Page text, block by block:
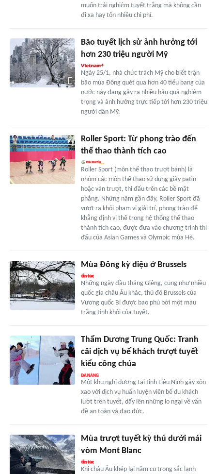
muốn trải nghiệm tuyết trắng mà không cần
đi xa hay tốn nhiều chi phí.
Bão tuyết lịch sử ảnh hưởng tới
hơn 230 triệu người Mỹ
Ngày 25/1, nhà chức trách Mỹ cho biết trận
bão mùa Đông quét qua hơn 40 tiểu bang của
nước này đang gây ra nhiều hậu quả nghiêm
trọng và ảnh hưởng trực tiếp tới hơn 230 triệu
người dân Mỹ.
Roller Sport: Từ phong trào đến
thể thao thành tích cao
Roller Sport (môn thể thao trượt bánh) là
nhóm các môn thể thao sử dụng giày patin
hoặc ván trượt, thi đấu trên các bề mặt
phẳng. Những năm gần đây, Roller Sport đã
vượt ra khỏi phạm vi giải trí, phong trào để
khẳng định vị thế trong hệ thống thể thao
thành tích cao, được đưa vào chương trình thi
đấu của Asian Games và Olympic mùa Hè.
Mùa Đông kỳ diệu ở Brussels
Những ngày đầu tháng Giêng, cũng như nhiều
quốc gia châu Âu khác, thủ đô Brussels của
Vương quốc Bỉ được bao phủ bởi một màu
trắng tinh khôi của tuyết.
Thẩm Dương Trung Quốc: Tranh
cãi dịch vụ bế khách trượt tuyết
kiểu công chúa
Một khu nghỉ dưỡng tại tỉnh Liêu Ninh gây xôn
xao với dịch vụ huấn luyện viên bế du khách
lướt trên tuyết, dấy lên những lo ngại về vấn
đề an toàn và đạo đức.
Mùa trượt tuyết kỳ thú dưới mái
vòm Mont Blanc
Khi châu Âu khép lại năm cũ trong sắc lạnh